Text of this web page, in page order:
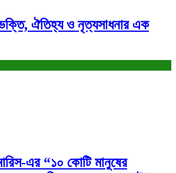
ঐতিহ্য ও নৃত্যসাধনার এক
এর “১০ কোটি মানুষের